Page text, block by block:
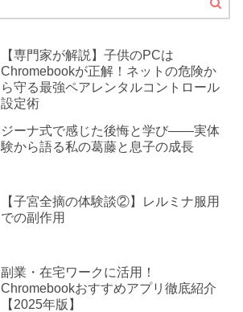
【専門家が解説】子供のPCは
Chromebookが正解！ネットの危険か
ら守る最強ペアレンタルコントロール
設定術
ジーナ式で感じた後悔と学び――実体
験から語る私の葛藤と息子の成長
【子宮全摘の体験談②】レルミナ服用
での副作用
副業・在宅ワークに活用！
Chromebookおすすめアプリ徹底紹介
【2025年版】